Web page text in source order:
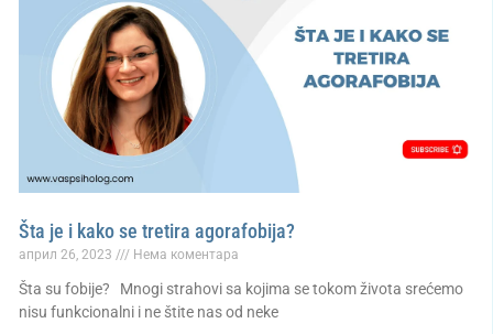
Šta je i kako se tretira agorafobija?
април 26, 2023 Нема коментара
Šta su fobije? Mnogi strahovi sa kojima se tokom života srećemo
nisu funkcionalni i ne štite nas od neke